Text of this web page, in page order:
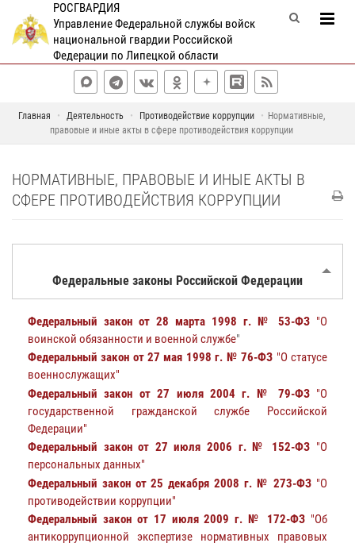
РОСГВАРДИЯ
Управление Федеральной службы войск
национальной гвардии Российской
Федерации по Липецкой области
Главная Деятельность Противодействие коррупции
Нормативные,
правовые и иные акты в сфере противодействия коррупции
НОРМАТИВНЫЕ, ПРАВОВЫЕ И ИНЫЕ АКТЫ В
СФЕРЕ ПРОТИВОДЕЙСТВИЯ КОРРУПЦИИ
Федеральные законы Российской Федерации
Федеральный закон от 28 марта 1998 г. № 53-ФЗ "О
воинской обязанности и военной службе"
Федеральный закон от 27 мая 1998 г. № 76-ФЗ "О статусе
военнослужащих"
Федеральный закон от 27 июля 2004 г. № 79-ФЗ"О
государственной гражданской службе Российской
Федерации"
Федеральный закон от 27 июля 2006 г. № 152-ФЗ "О
персональных данных"
Федеральный закон от 25 декабря 2008 г. № 273-ФЗ "О
противодействии коррупции"
Федеральный закон от 17 июля 2009 г. № 172-ФЗ "Об
антикоррупционной экспертизе нормативных правовых